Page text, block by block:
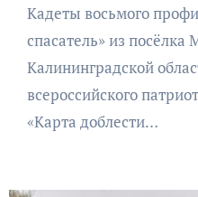
Кадеты восьмого профильного класса «Юный
спасатель» из посёлка
Калининградской
всероссийского
«Карта доблести…